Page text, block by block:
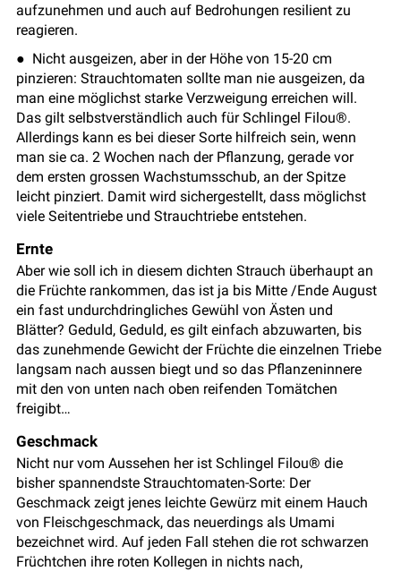
aufzunehmen und auch auf Bedrohungen resilient zu
reagieren.
● Nicht ausgeizen, aber in der Höhe von 15-20 cm
pinzieren: Strauchtomaten sollte man nie ausgeizen, da
man eine möglichst starke Verzweigung erreichen will.
Das gilt selbstverständlich auch für Schlingel Filou®.
Allerdings kann es bei dieser Sorte hilfreich sein, wenn
man sie ca. 2 Wochen nach der Pflanzung, gerade vor
dem ersten grossen Wachstumsschub, an der Spitze
leicht pinziert. Damit wird sichergestellt, dass möglichst
viele Seitentriebe und Strauchtriebe entstehen.
Ernte
Aber wie soll ich in diesem dichten Strauch überhaupt an
die Früchte rankommen, das ist ja bis Mitte /Ende August
ein fast undurchdringliches Gewühl von Ästen und
Blätter? Geduld, Geduld, es gilt einfach abzuwarten, bis
das zunehmende Gewicht der Früchte die einzelnen Triebe
langsam nach aussen biegt und so das Pflanzeninnere
mit den von unten nach oben reifenden Tomätchen
freigibt…
Geschmack
Nicht nur vom Aussehen her ist Schlingel Filou® die
bisher spannendste Strauchtomaten-Sorte: Der
Geschmack zeigt jenes leichte Gewürz mit einem Hauch
von Fleischgeschmack, das neuerdings als Umami
bezeichnet wird. Auf jeden Fall stehen die rot schwarzen
Früchtchen ihre roten Kollegen in nichts nach,